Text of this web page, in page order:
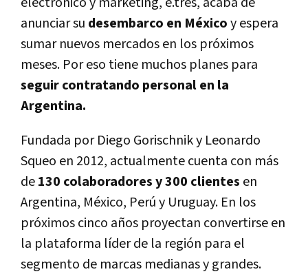
anunciar su desembarco en Méxicoy espera
sumar nuevos mercados en los próximos
meses. Por eso tiene muchos planes para
seguir contratando personal en la
Argentina.
Fundada por Diego Gorischnik y Leonardo
Squeo en 2012, actualmente cuenta con más
de130 colaboradores y 300 clientes en
Argentina, México, Perú y Uruguay. En los
próximos cinco años proyectan convertirse en
la plataforma líder de la región para el
segmento de marcas medianas y grandes.